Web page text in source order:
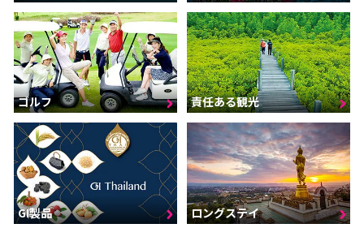
ゴルフ 責任ある観光
GI製品 ロングステイ